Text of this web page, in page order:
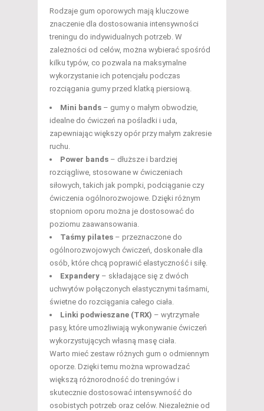
Rodzaje gum oporowych mają kluczowe
znaczenie dla dostosowania intensywności
treningu do indywidualnych potrzeb. W
zależności od celów, można wybierać spośród
kilku typów, co pozwala na maksymalne
wykorzystanie ich potencjału podczas
rozciągania gumy przed klatką piersiową.
Mini bands – gumy o małym obwodzie,
idealne do ćwiczeń na pośladki i uda,
zapewniając większy opór przy małym zakresie
ruchu.
Power bands – dłuższe i bardziej
rozciągliwe, stosowane w ćwiczeniach
siłowych, takich jak pompki, podciąganie czy
ćwiczenia ogólnorozwojowe. Dzięki różnym
stopniom oporu można je dostosować do
poziomu zaawansowania.
Taśmy pilates – przeznaczone do
ogólnorozwojowych ćwiczeń, doskonałe dla
osób, które chcą poprawić elastyczność i siłę.
Expandery – składające się z dwóch
uchwytów połączonych elastycznymi taśmami,
świetne do rozciągania całego ciała.
Linki podwieszane (TRX) – wytrzymałe
pasy, które umożliwiają wykonywanie ćwiczeń
wykorzystujących własną masę ciała.
Warto mieć zestaw różnych gum o odmiennym
oporze. Dzięki temu można wprowadzać
większą różnorodność do treningów i
skutecznie dostosować intensywność do
osobistych potrzeb oraz celów. Niezależnie od